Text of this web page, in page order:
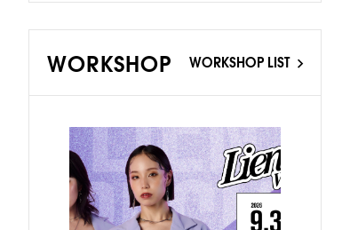
WORKSHOP WORKSHOP LIST